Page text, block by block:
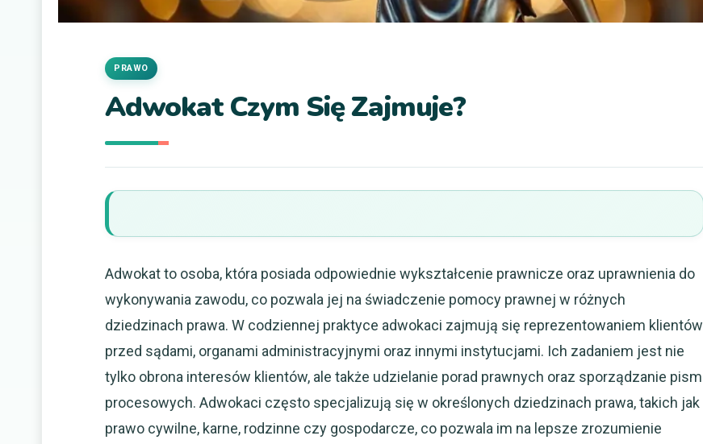
Adwokat Czym Się Zajmuje?
PRAWO
Adwokat to osoba, która posiada odpowiednie wykształcenie prawnicze oraz uprawnienia do
wykonywania zawodu, co pozwala jej na świadczenie pomocy prawnej w różnych
dziedzinach prawa. W codziennej praktyce adwokaci zajmują się reprezentowaniem klientów
przed sądami, organami administracyjnymi oraz innymi instytucjami. Ich zadaniem jest nie
tylko obrona interesów klientów, ale także udzielanie porad prawnych oraz sporządzanie pism
procesowych. Adwokaci często specjalizują się w określonych dziedzinach prawa, takich jak
prawo cywilne, karne, rodzinne czy gospodarcze, co pozwala im na lepsze zrozumienie